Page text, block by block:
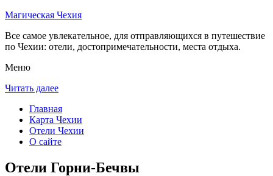
Магическая Чехия
Все самое увлекательное, для отправляющихся в путешествие
по Чехии: отели, достопримечательности, места отдыха.
Меню
Читать далее
Главная
Карта Чехии
Отели Чехии
О сайте
Отели Горни-Бечвы